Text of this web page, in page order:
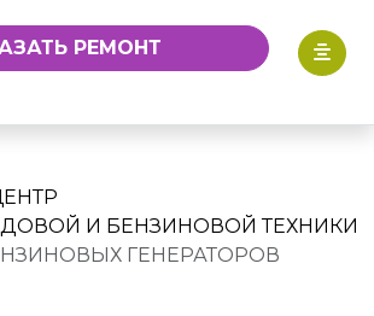
РЕМОНТ
И БЕНЗИНОВОЙ ТЕХНИКИ
ГЕНЕРАТОРОВ